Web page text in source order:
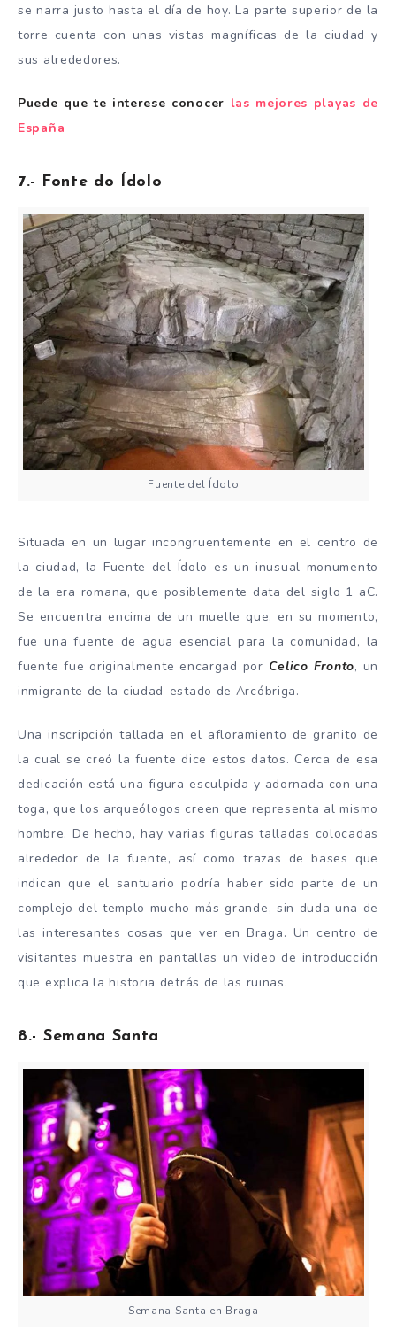
se narra justo hasta el día de hoy. La parte superior de la
torre cuenta con unas vistas magníficas de la ciudad y
sus alrededores.
Puede que te interese conocer las mejores playas de
España
7.- Fonte do Ídolo
Fuente del Ídolo
Situada en un lugar incongruentemente en el centro de
la ciudad, la Fuente del Ídolo es un inusual monumento
de la era romana, que posiblemente data del siglo 1 aC.
Se encuentra encima de un muelle que, en su momento,
fue una fuente de agua esencial para la comunidad, la
fuente fue originalmente encargad por Celico Fronto, un
inmigrante de la ciudad-estado de Arcóbriga.
Una inscripción tallada en el afloramiento de granito de
la cual se creó la fuente dice estos datos. Cerca de esa
dedicación está una figura esculpida y adornada con una
toga, que los arqueólogos creen que representa al mismo
hombre. De hecho, hay varias figuras talladas colocadas
alrededor de la fuente, así como trazas de bases que
indican que el santuario podría haber sido parte de un
complejo del templo mucho más grande, sin duda una de
las interesantes cosas que ver en Braga. Un centro de
visitantes muestra en pantallas un video de introducción
que explica la historia detrás de las ruinas.
8.- Semana Santa
Semana Santa en Braga